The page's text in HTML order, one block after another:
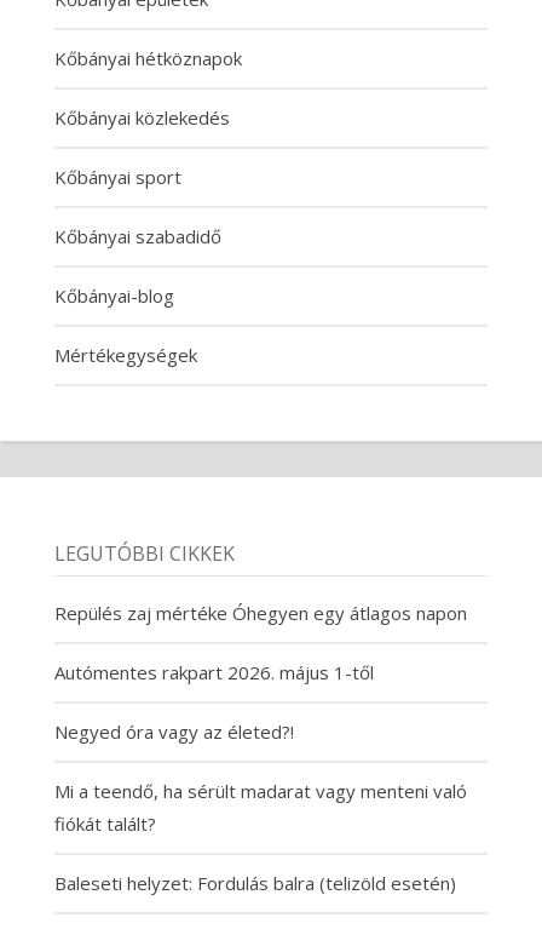
Kőbányai hétköznapok
Kőbányai közlekedés
Kőbányai sport
Kőbányai szabadidő
Kőbányai-blog
Mértékegységek
LEGUTÓBBI CIKKEK
Repülés zaj mértéke Óhegyen egy átlagos napon
Autómentes rakpart 2026. május 1-től
Negyed óra vagy az életed?!
Mi a teendő, ha sérült madarat vagy menteni való
fiókát talált?
Baleseti helyzet: Fordulás balra (telizöld esetén)